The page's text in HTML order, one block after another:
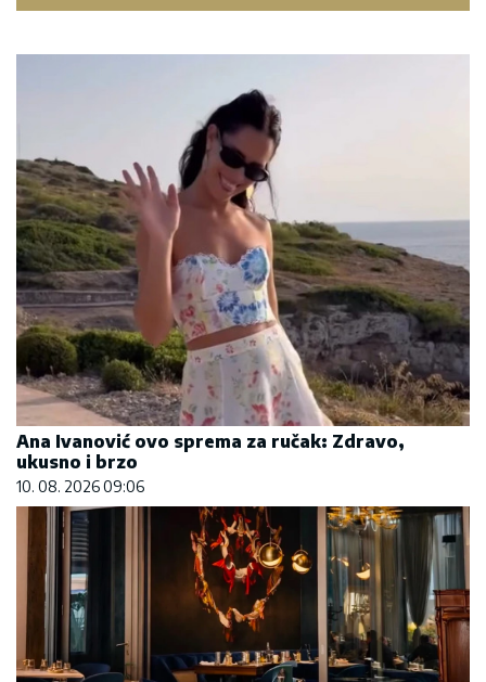
Ana Ivanović ovo sprema za ručak: Zdravo,
ukusno i brzo
10. 08. 2026 09:06